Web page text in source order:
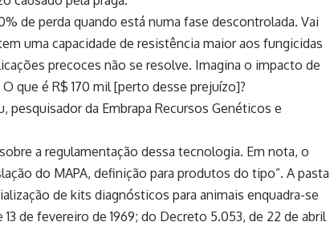
de perda quando está numa fase descontrolada. Vai
uma capacidade de resistência maior aos fungicidas
precoces não se resolve. Imagina o impacto de
que é R$ 170 mil [perto desse prejuízo]?
pesquisador da Embrapa Recursos Genéticos e
a regulamentação dessa tecnologia. Em nota, o
do MAPA, definição para produtos do tipo”. A pasta
de kits diagnósticos para animais enquadra-se
de fevereiro de 1969; do Decreto 5.053, de 22 de abril